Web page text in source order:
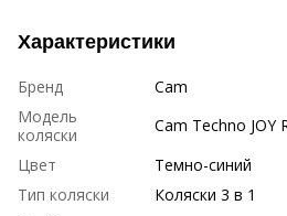
Характеристики
Бренд
Cam
Модель
коляски
Cam Techno JOY
Цвет
Темно-синий
Тип коляски
Коляски 3 в 1